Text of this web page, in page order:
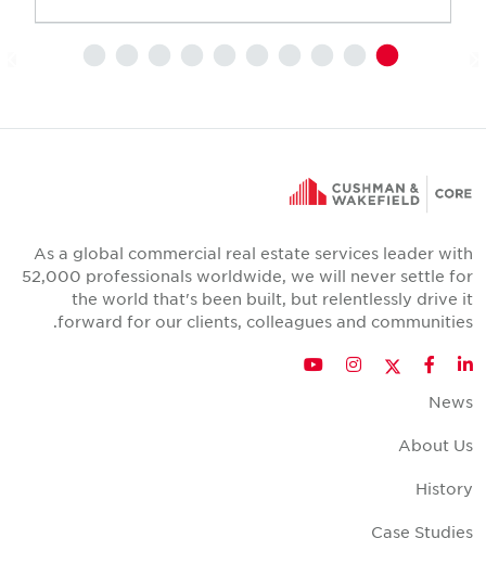
As a global commercial real estate services leader with
52,000 professionals worldwide, we will never settle for
the world that's been built, but relentlessly drive it
forward for our clients, colleagues and communities.
LinkedIn
Facebook
Twitter
Instagram
YouTube
News
About Us
History
Case Studies